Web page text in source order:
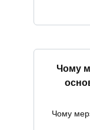
Чому
Чому